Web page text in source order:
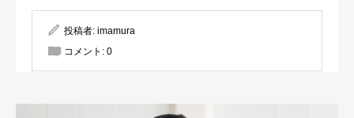
投稿者: imamura
コメント: 0